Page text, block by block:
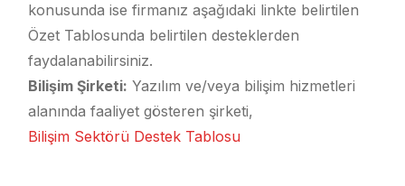
konusunda ise firmanız aşağıdaki linkte belirtilen
Özet Tablosunda belirtilen desteklerden
faydalanabilirsiniz.
Bilişim Şirketi: Yazılım ve/veya bilişim hizmetleri
alanında faaliyet gösteren şirketi,
Bilişim Sektörü Destek Tablosu